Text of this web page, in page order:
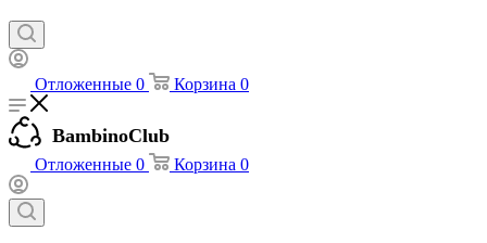
Отложенные 0 Корзина 0
BambinoClub
Отложенные 0 Корзина 0